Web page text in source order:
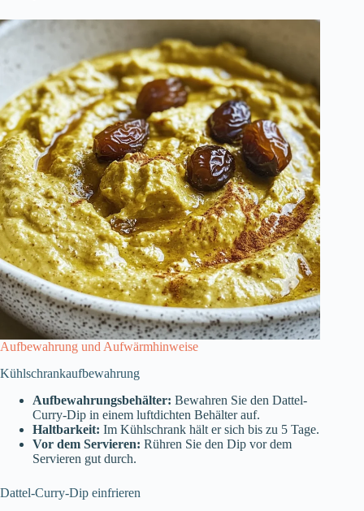
Aufbewahrung und Aufwärmhinweise
Kühlschrankaufbewahrung
Aufbewahrungsbehälter: Bewahren Sie den Dattel-
Curry-Dip in einem luftdichten Behälter auf.
Haltbarkeit: Im Kühlschrank hält er sich bis zu 5 Tage.
Vor dem Servieren: Rühren Sie den Dip vor dem
Servieren gut durch.
Dattel-Curry-Dip einfrieren